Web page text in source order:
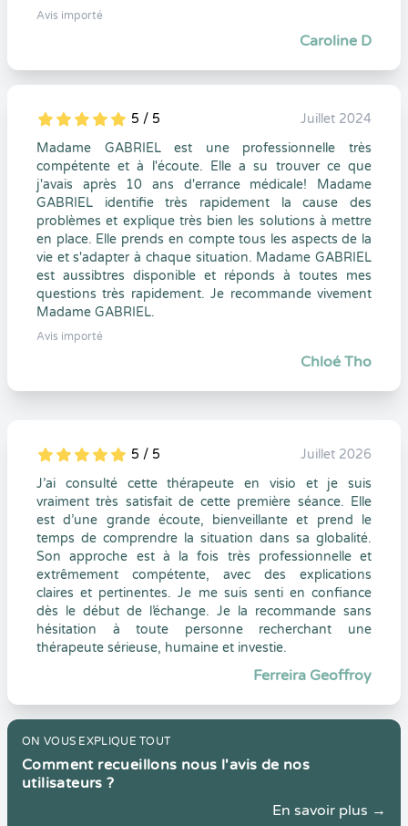
Avis importé
Caroline D
5
1
5
0 5 / 5
Juillet 2024
Madame GABRIEL est une professionnelle très
compétente et à l'écoute. Elle a su trouver ce que
j'avais après 10 ans d'errance médicale! Madame
GABRIEL identifie très rapidement la cause des
problèmes et explique très bien les solutions à mettre
en place. Elle prends en compte tous les aspects de la
vie et s'adapter à chaque situation. Madame GABRIEL
est aussibtres disponible et réponds à toutes mes
questions très rapidement. Je recommande vivement
Madame GABRIEL.
Avis importé
Chloé Tho
5
1
5
0 5 / 5
Juillet 2026
J’ai consulté cette thérapeute en visio et je suis
vraiment très satisfait de cette première séance. Elle
est d’une grande écoute, bienveillante et prend le
temps de comprendre la situation dans sa globalité.
Son approche est à la fois très professionnelle et
extrêmement compétente, avec des explications
claires et pertinentes. Je me suis senti en confiance
dès le début de l’échange. Je la recommande sans
hésitation à toute personne recherchant une
thérapeute sérieuse, humaine et investie.
Ferreira Geoffroy
ON VOUS EXPLIQUE TOUT
Comment recueillons nous l'avis de nos
utilisateurs ?
En savoir plus →